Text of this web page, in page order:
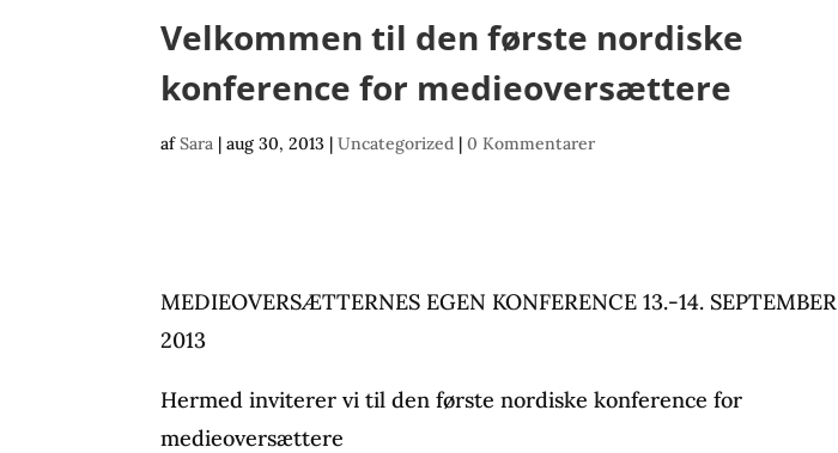
Velkommen til den første nordiske
konference for medieoversættere
afSara |aug 30, 2013 |Uncategorized |0 Kommentarer
MEDIEOVERSÆTTERNES EGEN KONFERENCE 13.-14. SEPTEMBER
2013
Hermed inviterer vi til den første nordiske konference for
medieoversættere